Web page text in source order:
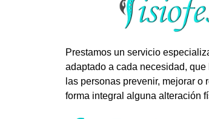
Prestamos un servicio
adaptado a cada necesidad, que
las personas prevenir, mejorar o
forma integral alguna alteración